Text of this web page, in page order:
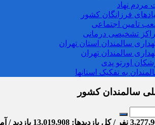
نهاد
فرزانگان کشور
تامین اجتماعی
تشخیصی درمانی
سالمندان استان تهران
سالمندان تهران
اورتو پدی
به تفکیک استانها
سالمندان کشور